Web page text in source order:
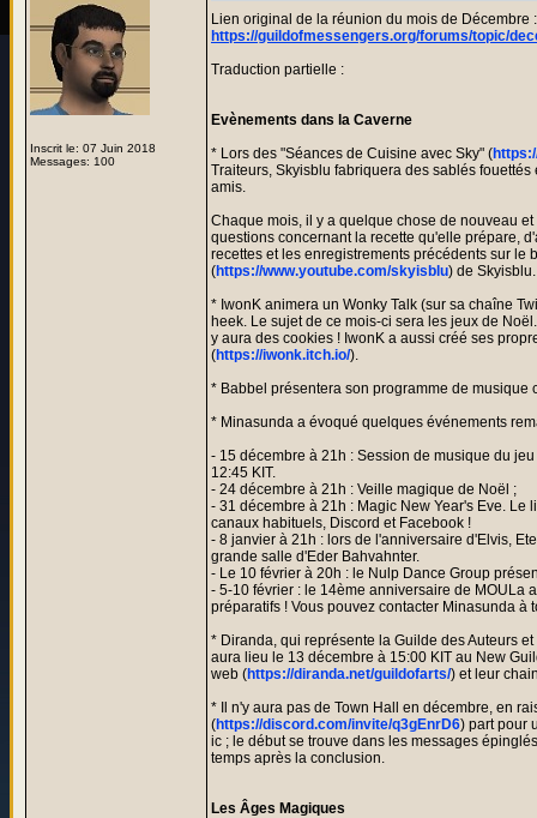
Inscrit le: 07 Juin 2018
Messages: 100
Lien original de la réunion du mois de Décembre :
https://guildofmessengers.org/forums/topic/
Traduction partielle :
Evènements dans la Caverne
* Lors des "Séances de Cuisine avec Sky" (
Traiteurs, Skyisblu fabriquera des sablés
amis.
Chaque mois, il y a quelque chose de nouveau
questions concernant la recette qu'elle prépare,
recettes et les enregistrements précédents sur le
(https://www.youtube.com/skyisblu) de Skyisblu.
* IwonK animera un Wonky Talk (sur sa chaîne
heek. Le sujet de ce mois-ci sera les jeux de
y aura des cookies ! IwonK a aussi créé ses
(https://iwonk.itch.io/).
* Babbel présentera son programme de musique
* Minasunda a évoqué quelques événements
- 15 décembre à 21h : Session de musique du
12:45 KIT.
- 24 décembre à 21h : Veille magique de Noël ;
- 31 décembre à 21h : Magic New Year's Eve.
canaux habituels, Discord et Facebook !
- 8 janvier à 21h : lors de l'anniversaire d'Elvis,
grande salle d'Eder Bahvahnter.
- Le 10 février à 20h : le Nulp Dance Group
- 5-10 février : le 14ème anniversaire de MOULa
préparatifs ! Vous pouvez contacter Minasunda à
* Diranda, qui représente la Guilde des Auteurs
aura lieu le 13 décembre à 15:00 KIT au New
web (https://diranda.net/guildofarts/) et leur
* Il n'y aura pas de Town Hall en décembre, en
(https://discord.com/invite/q3gEnrD6) part pour
ic ; le début se trouve dans les messages
temps après la conclusion.
Les Âges Magiques